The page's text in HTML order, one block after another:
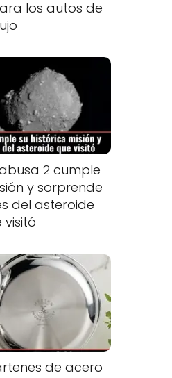
los autos de
2 cumple
y sorprende
del asteroide
visitó
de acero